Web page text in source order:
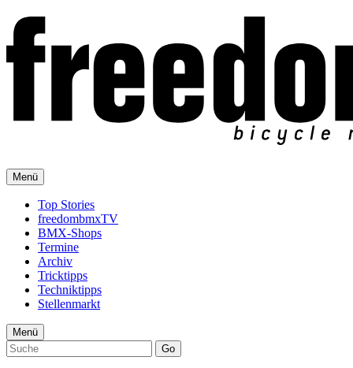
Menü
Top Stories
freedombmxTV
BMX-Shops
Termine
Archiv
Tricktipps
Techniktipps
Stellenmarkt
Menü
Go